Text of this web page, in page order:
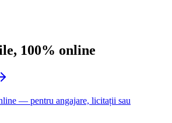
100% online
— pentru angajare, licitații sau